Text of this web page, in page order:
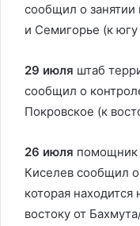
сообщил о занятии
и Семигорье (к
29 июля штаб
сообщил о
Покровское (к
26 июля помощник
Киселев сообщил о
которая находится
востоку от